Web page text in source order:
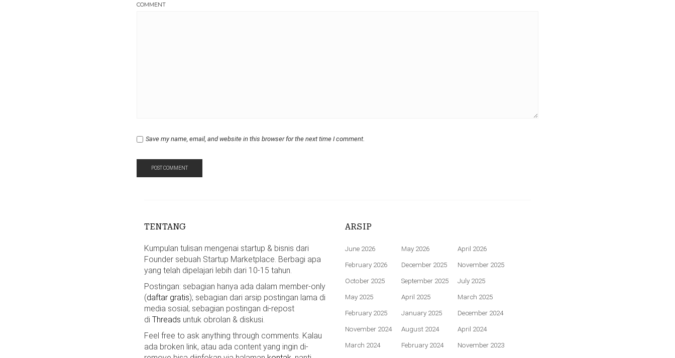
COMMENT
Save my name, email, and website in this browser for the next time I comment.
TENTANG
Kumpulan tulisan mengenai startup & bisnis dari
Founder sebuah Startup Marketplace. Berbagi apa
yang telah dipelajari lebih dari 10-15 tahun.
Postingan: sebagian hanya ada dalam member-only
(daftar gratis); sebagian dari arsip postingan lama di
media sosial; sebagian postingan di-repost
di Threads untuk obrolan & diskusi.
Feel free to ask anything through comments. Kalau
ada broken link, atau ada content yang ingin di-
ARSIP
June 2026 May 2026
April 2026
February 2026
December 2025
November 2025
October 2025
September 2025
July 2025
May 2025
April 2025
March 2025
February 2025
January 2025
December 2024
November 2024
August 2024
April 2024
March 2024
February 2024
November 2023